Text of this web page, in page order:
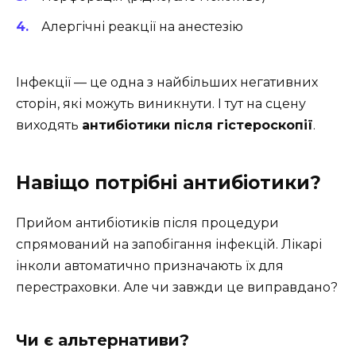
Алергічні реакції на анестезію
Інфекції — це одна з найбільших негативних
сторін, які можуть виникнути. І тут на сцену
виходять антибіотики після гістероскопії.
Навіщо потрібні антибіотики?
Прийом антибіотиків після процедури
спрямований на запобігання інфекцій. Лікарі
інколи автоматично призначають їх для
перестраховки. Але чи завжди це виправдано?
Чи є альтернативи?